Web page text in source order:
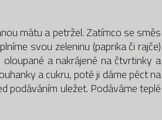
mátu a petržel. Zatímco se směs
svou zeleninu (paprika či rajče)
a nakrájené na čtvrtinky a
a cukru, poté ji dáme péct na
podáváním uležet. Podáváme teplé